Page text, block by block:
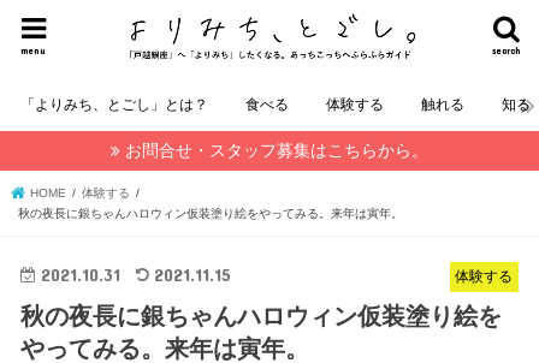
search
menu
「よりみち、とごし」とは？ 食べる 体験する 触れる 知る
お問合せ・スタッフ募集はこちらから。
HOME
体験する
秋の夜長に銀ちゃんハロウィン仮装塗り絵をやってみる。来年は寅年。
体験する
2021.10.31 2021.11.15
秋の夜長に銀ちゃんハロウィン仮装塗り絵を
やってみる。来年は寅年。